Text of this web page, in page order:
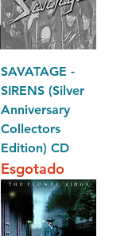
SAVATAGE -
SIRENS (Silver
Anniversary
Collectors
Edition) CD
Esgotado